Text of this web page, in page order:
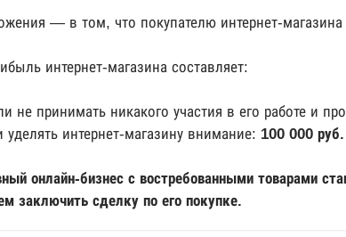
— в том, что покупателю интернет-магазина
интернет-магазина составляет:
не принимать никакого участия в его работе и
интернет-магазину внимание: 100 000 руб.
онлайн-бизнес с востребованными товарами
заключить сделку по его покупке.